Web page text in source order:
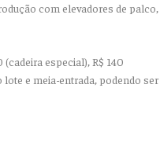
com elevadores de palco,
especial), R$ 140
e meia-entrada, podendo ser